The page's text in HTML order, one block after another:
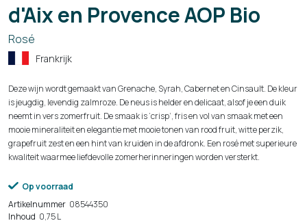
d'Aix en Provence AOP Bio
Rosé
Frankrijk
Deze wijn wordt gemaakt van Grenache, Syrah, Cabernet en Cinsault. De kleur
is jeugdig, levendig zalmroze. De neus is helder en delicaat, alsof je een duik
neemt in vers zomerfruit. De smaak is ‘crisp’, fris en vol van smaak met een
mooie mineraliteit en elegantie met mooie tonen van rood fruit, witte perzik,
grapefruit zest en een hint van kruiden in de afdronk. Een rosé met superieure
kwaliteit waarmee liefdevolle zomerherinneringen worden versterkt.
Op voorraad
Artikelnummer 08544350
Inhoud 0,75 L